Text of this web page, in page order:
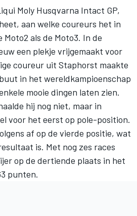
Moly Husqvarna Intact GP,
aan welke coureurs het in
als de Moto3. In de
een plekje vrijgemaakt voor
coureur uit Staphorst maakte
in het wereldkampioenschap
mooie dingen laten zien.
hij nog niet, maar in
voor het eerst op pole-position.
af op de vierde positie, wat
is. Met nog zes races
op de dertiende plaats in het
punten.